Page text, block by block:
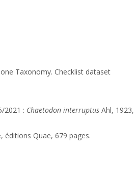
Taxonomy. Checklist dataset
2021 : Chaetodon interruptus Ahl, 1923,
éditions Quae, 679 pages.